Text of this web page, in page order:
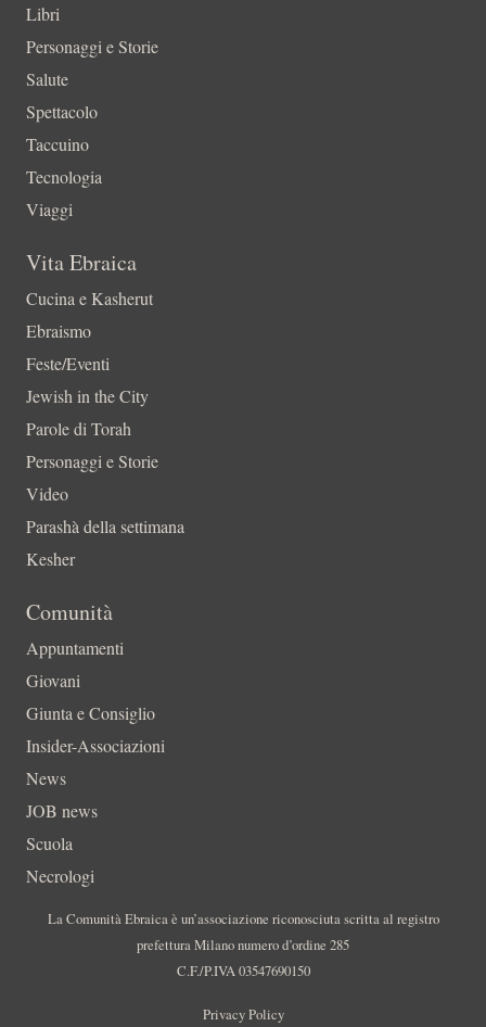
Libri
Personaggi e Storie
Salute
Spettacolo
Taccuino
Tecnologia
Viaggi
Vita Ebraica
Cucina e Kasherut
Ebraismo
Feste/Eventi
Jewish in the City
Parole di Torah
Personaggi e Storie
Video
Parashà della settimana
Kesher
Comunità
Appuntamenti
Giovani
Giunta e Consiglio
Insider-Associazioni
News
JOB news
Scuola
Necrologi
La Comunità Ebraica è un’associazione riconosciuta scritta al registro
prefettura Milano numero d’ordine 285
C.F./P.IVA 03547690150
Privacy Policy